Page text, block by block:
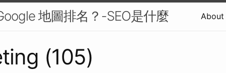
地圖排名？-SEO是什麼 About
(105)